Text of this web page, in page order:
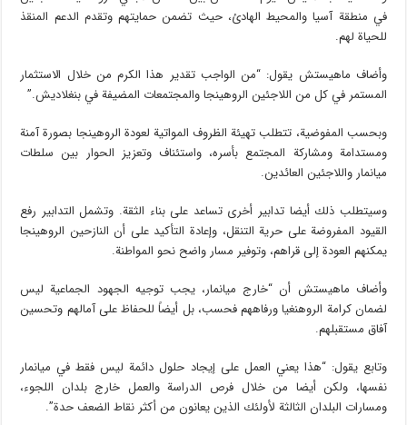
في منطقة آسيا والمحيط الهادئ، حيث تضمن حمايتهم وتقدم الدعم المنقذ
للحياة لهم.
وأضاف ماهيستش يقول: “من الواجب تقدير هذا الكرم من خلال الاستثمار
المستمر في كل من اللاجئين الروهينجا والمجتمعات المضيفة في بنغلاديش.”
وبحسب المفوضية، تتطلب تهيئة الظروف المواتية لعودة الروهينجا بصورة آمنة
ومستدامة ومشاركة المجتمع بأسره، واستئناف وتعزيز الحوار بين سلطات
ميانمار واللاجئين العائدين.
وسيتطلب ذلك أيضا تدابير أخرى تساعد على بناء الثقة. وتشمل التدابير رفع
القيود المفروضة على حرية التنقل، وإعادة التأكيد على أن النازحين الروهينجا
يمكنهم العودة إلى قراهم، وتوفير مسار واضح نحو المواطنة.
وأضاف ماهيستش أن “خارج ميانمار، يجب توجيه الجهود الجماعية ليس
لضمان كرامة الروهنغيا ورفاههم فحسب، بل أيضاً للحفاظ على آمالهم وتحسين
آفاق مستقبلهم.
وتابع يقول: “هذا يعني العمل على إيجاد حلول دائمة ليس فقط في ميانمار
نفسها، ولكن أيضا من خلال فرص الدراسة والعمل خارج بلدان اللجوء،
ومسارات البلدان الثالثة لأولئك الذين يعانون من أكثر نقاط الضعف حدة”.